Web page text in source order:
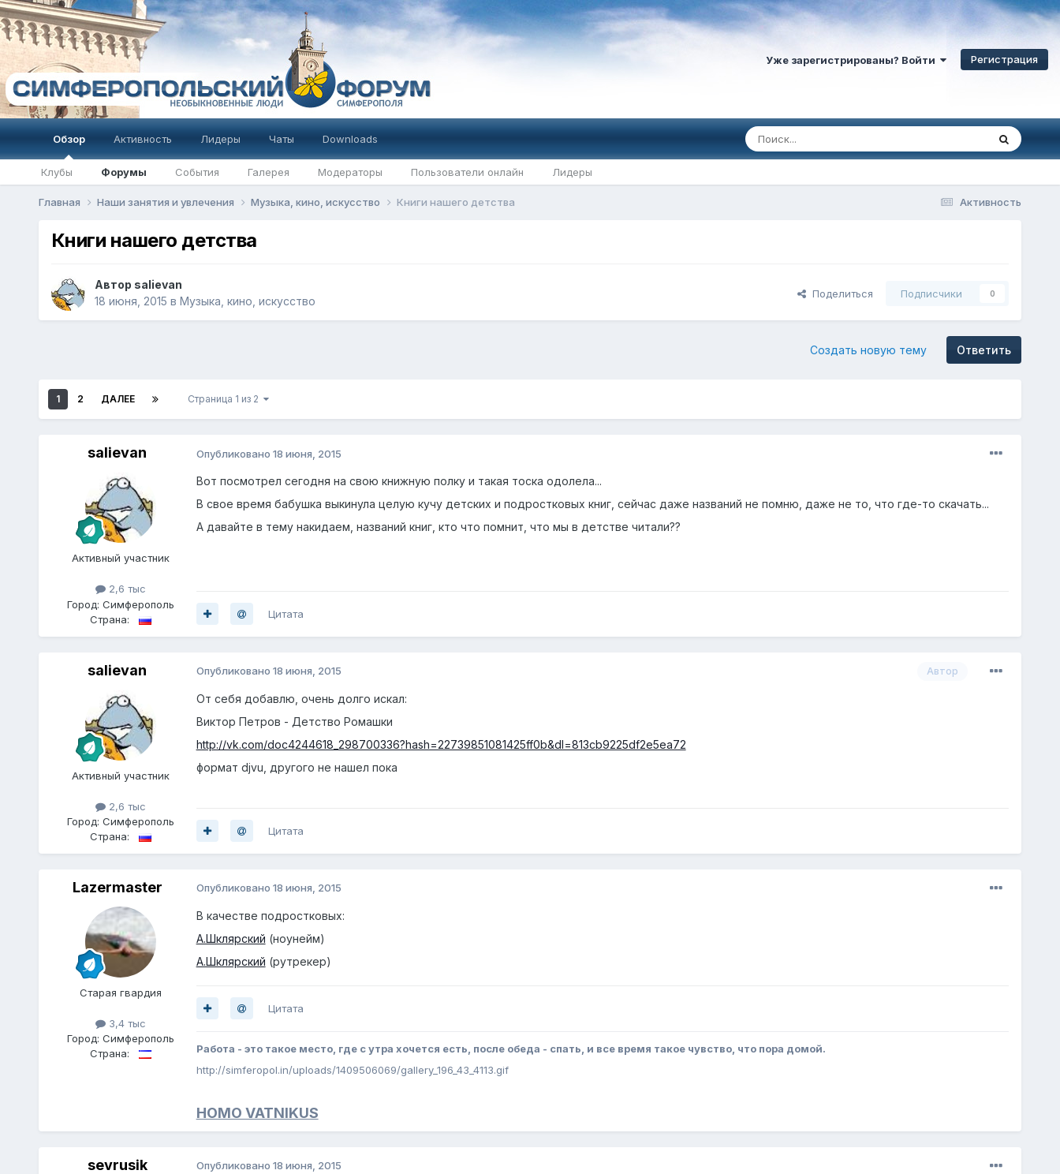
Уже зарегистрированы? Войти Регистрация
Обзор
Клубы Форумы События Галерея Модераторы Пользователи онлайн Лидеры
Активность Лидеры Чаты Downloads
Активность
Главная Наши занятия и увлечения Музыка, кино, искусство Книги нашего детства
Книги нашего детства
Автор salievan
18 июня, 2015 в Музыка, кино, искусство
Поделиться Подписчики 0
Ответить
Создать новую тему
1 2 ДАЛЕЕ Страница 1 из 2
salievan
Активный участник
2,6 тыс
Город: Симферополь
Страна:
Опубликовано 18 июня, 2015
Вот посмотрел сегодня на свою книжную полку и такая тоска одолела...
В свое время бабушка выкинула целую кучу детских и подростковых книг, сейчас даже названий не помню, даже не то, что где-то скачать...
А давайте в тему накидаем, названий книг, кто что помнит, что мы в детстве читали??
Цитата
salievan
Активный участник
2,6 тыс
Город: Симферополь
Страна:
Автор
Опубликовано 18 июня, 2015
От себя добавлю, очень долго искал:
Виктор Петров - Детство Ромашки
http://vk.com/doc4244618_298700336?hash=22739851081425ff0b&dl=813cb9225df2e5ea72
формат djvu, другого не нашел пока
Цитата
Lazermaster
Старая гвардия
3,4 тыс
Город: Симферополь
Страна:
Опубликовано 18 июня, 2015
В качестве подростковых:
А.Шклярский (ноунейм)
А.Шклярский (рутрекер)
Цитата
Работа - это такое место, где с утра хочется есть, после обеда - спать, и все время такое чувство, что пора домой.
http://simferopol.in/uploads/1409506069/gallery_196_43_4113.gif
HOMO VATNIKUS
sevrusik Опубликовано 18 июня, 2015